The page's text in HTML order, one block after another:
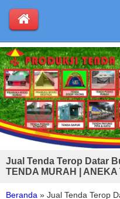
Jual Tenda Terop Datar
TENDA MURAH | ANEKA
Beranda » Jual Tenda Terop